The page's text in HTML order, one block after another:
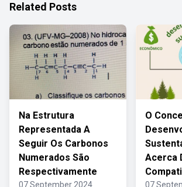
Related Posts
Na Estrutura
Representada A
Seguir Os Carbonos
Numerados São
Respectivamente
07 September 2024
O
Acerca
07